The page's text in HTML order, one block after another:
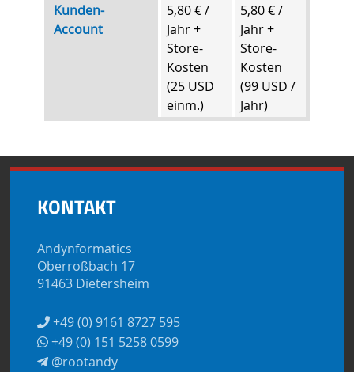
Kunden-
Account
5,80 € /
Jahr +
Store-
Kosten
(25 USD
einm.)
5,80 € /
Jahr +
Store-
Kosten
(99 USD /
Jahr)
KONTAKT
Andynformatics
Oberroßbach 17
91463 Dietersheim
+49 (0) 9161 8727 595
+49 (0) 151 5258 0599
@rootandy